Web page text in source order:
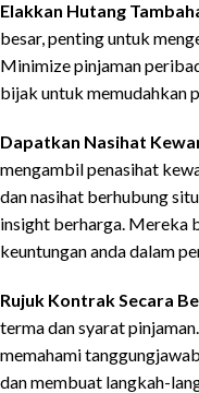
Elakkan Hutang
besar, penting untuk
Minimize pinjaman
bijak untuk memudahkan
Dapatkan Nasihat
mengambil penasihat
dan nasihat berhubung
insight berharga. Mereka
keuntungan anda dalam
Rujuk Kontrak Secara
terma dan syarat
memahami
dan membuat langkah-